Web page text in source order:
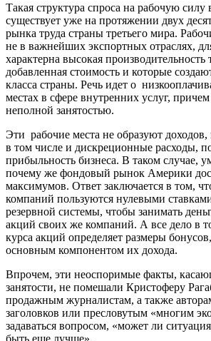
Такая структура спроса на рабочую
существует уже на протяжении двух
рынка труда страны третьего мира.
не в важнейших экспортных отраслях,
характерна высокая производительность
добавленная стоимость и которые
класса страны. Речь идет о
местах в сфере внутренних услуг,
неполной занятостью.
Эти рабочие места не образуют
в том числе и дискреционные расходы,
прибыльность бизнеса. В таком случае,
почему же фондовый рынок Америки
максимумов. Ответ заключается в том,
компаний пользуются нулевыми
резервной системы, чтобы занимать
акций своих же компаний. А все дело в
курса акций определяет размеры
основным компонентом их дохода.
Впрочем, эти неоспоримые факты,
занятости, не помешали Кристоферу
продажным журналистам, а также
заголовков или пресловутым «многим
задаваться вопросом, «может ли
быть еще лучше».